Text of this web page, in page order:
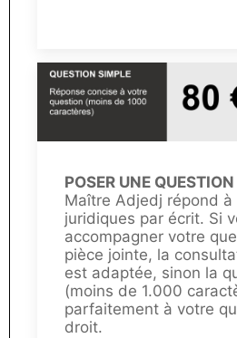
POSER UNE
Maître Adjedj répond à
juridiques par écrit. Si
accompagner votre
pièce jointe, la
est adaptée, sinon la
(moins de 1.000
parfaitement à votre
droit.